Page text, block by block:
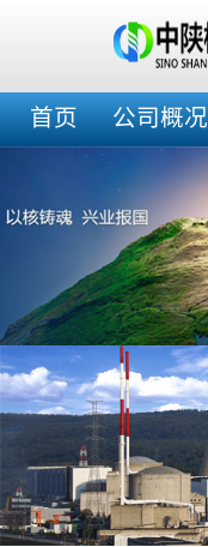
首页 公司概况